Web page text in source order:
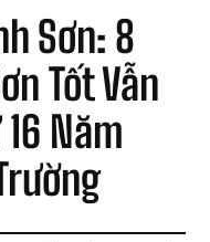
Sơn: 8
Tốt Vẫn
16 Năm